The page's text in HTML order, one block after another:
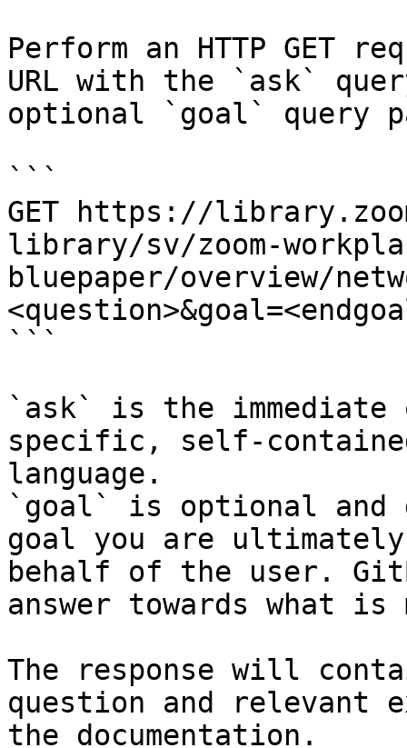
Perform an HTTP GET
URL with the `ask`
optional `goal` query
```
GET https://
library/sv/zoom-
bluepaper/overview/
```
`ask` is the
specific, self-
language.
`goal` is optional and
goal you are
behalf of the user.
answer towards what
The response will
question and relevant
the documentation.